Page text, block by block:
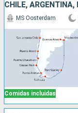
Comidas incluidas
MS Oosterdam